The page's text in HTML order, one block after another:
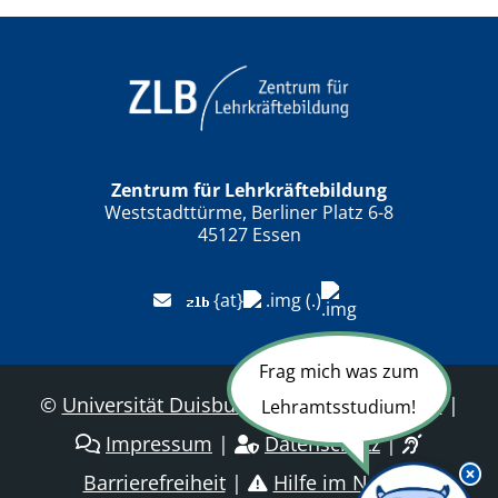
Zentrum für Lehrkräftebildung
Weststadttürme, Berliner Platz 6-8
45127 Essen
{at} (.)
© Universität Duisburg-Essen| Sitemap|
Impressum | Datenschutz|
Barrierefreiheit| Hilfe im Notfall
Frag mich was zum
Lehramtsstudium!